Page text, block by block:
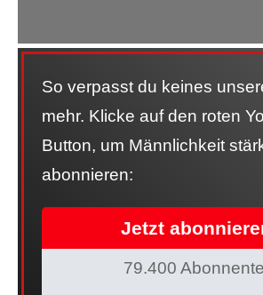
So verpasst du keines
mehr. Klicke auf den roten
Button, um Männlichkeit
abonnieren:
Jetzt
79.400